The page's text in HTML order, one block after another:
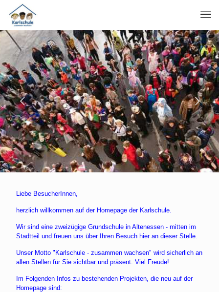
Liebe BesucherInnen,
herzlich willkommen auf der Homepage der Karlschule.
Wir sind eine zweizügige Grundschule in Altenessen - mitten im
Stadtteil und freuen uns über Ihren Besuch hier an dieser Stelle.
Unser Motto "Karlschule - zusammen wachsen" wird sicherlich an
allen Stellen für Sie sichtbar und präsent. Viel Freude!
Im Folgenden Infos zu bestehenden Projekten, die neu auf der
Homepage sind: